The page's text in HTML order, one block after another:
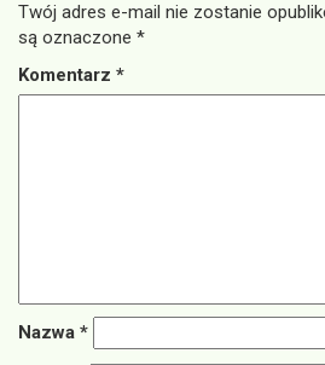
Twój adres e-mail nie zostanie
są oznaczone *
Komentarz *
Nazwa *